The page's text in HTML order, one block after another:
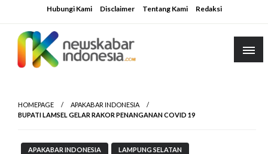
to
content
Hubungi Kami Disclaimer Tentang Kami Redaksi
HOMEPAGE
APAKABAR INDONESIA
BUPATI LAMSEL GELAR RAKOR PENANGANAN COVID 19
APAKABAR INDONESIA LAMPUNG SELATAN